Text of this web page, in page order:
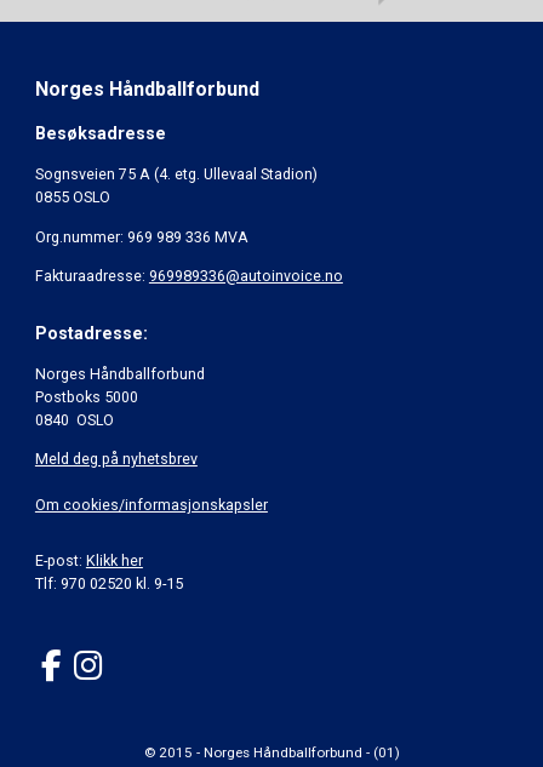
Norges Håndballforbund
Besøksadresse
Sognsveien 75 A (4. etg. Ullevaal Stadion)
0855 OSLO
Org.nummer: 969 989 336 MVA
Fakturaadresse: 969989336@autoinvoice.no
Postadresse:
Norges Håndballforbund
Postboks 5000
0840 OSLO
Meld deg på nyhetsbrev
Om cookies/informasjonskapsler
E-post: Klikk her
Tlf: 970 02520 kl. 9-15
© 2015 - Norges Håndballforbund - (01)